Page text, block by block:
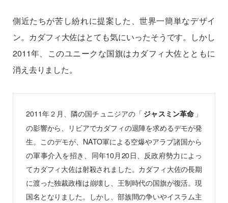
側近たちが苦し紛れに提案した、世界一簡単なデザイ
ン。カダフィ大佐はとても気にいったそうです。しかし
2011年、このユニークな国旗はカダフィ大佐とともに
消え去りました。
2011年２月、隣の国チュニジアの「 ジャスミン革命 」
の影響から、リビアでカダフィの退陣を求めるデモが発
生。このデモが、NATO軍による空爆やアラブ諸国から
の軍事介入を招き、同年10月20日、反政府勢力によっ
てカダフィ大佐は射殺されました。カダフィ大佐の長期
に渡った独裁政権は崩壊し、王制時代の国旗が復活。現
国名となりました。しかし、部族間の争いやイスラム主